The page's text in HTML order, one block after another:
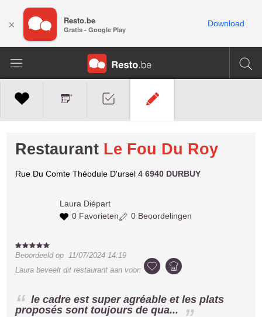
Restaurant Le Fou Du Roy
Rue Du Comte Théodule D'ursel 46940 DURBUY
Laura Diépart
0 Favorieten
0 Beoordelingen
Beoordeeld op11/07/2024 14:19
Laura beveelt dit restaurant aan voor:
le cadre est super agréable et les plats
proposés sont toujours de qua...
× Resto.be
Gratis - Google Play
Download